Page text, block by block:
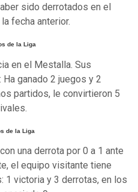
sido derrotados en el
fecha anterior.
de la Liga
en el Mestalla. Sus
ganado 2 juegos y 2
partidos, le convirtieron 5
de la Liga
una derrota por 0 a 1 ante
el equipo visitante tiene
1 victoria y 3 derrotas, en los